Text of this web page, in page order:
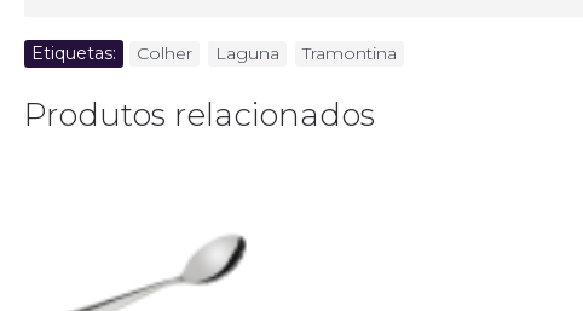
Etiquetas: Colher Laguna Tramontina
Produtos relacionados